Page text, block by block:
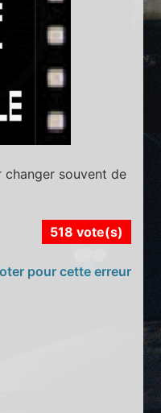
changer souvent de
518 vote(s)
pour cette erreur